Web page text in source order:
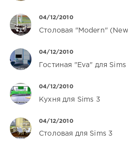
04/12/2010
Столовая "Modern"
04/12/2010
Гостиная "Eva" для Sims
04/12/2010
Кухня для Sims 3
04/12/2010
Столовая для Sims 3